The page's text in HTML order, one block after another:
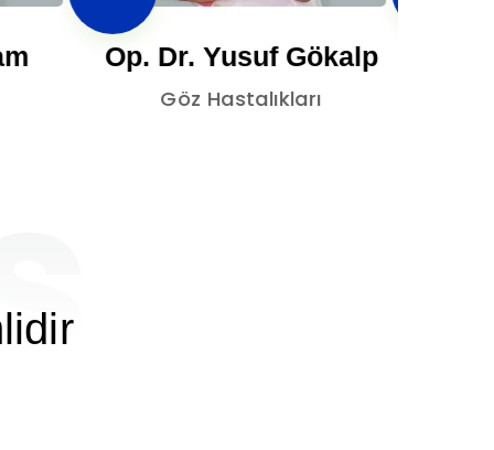
Op. Dr. Yusuf Gökalp
Göz Hastalıkları